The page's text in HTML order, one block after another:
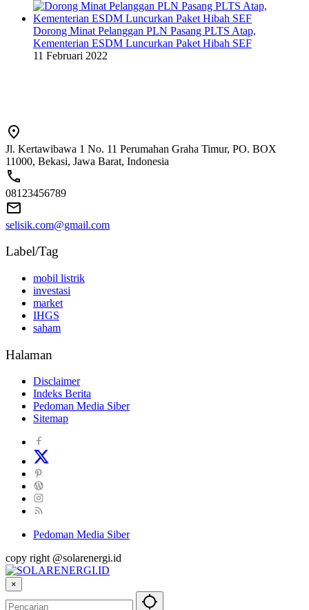
Dorong Minat Pelanggan PLN Pasang PLTS Atap,
Kementerian ESDM Luncurkan Paket Hibah SEF
11 Februari 2022
Jl. Kertawibawa 1 No. 11 Perumahan Graha Timur, PO. BOX
11000, Bekasi, Jawa Barat, Indonesia
08123456789
selisik.com@gmail.com
Label/Tag
mobil listrik
investasi
market
IHGS
saham
Halaman
Disclaimer
Indeks Berita
Pedoman Media Siber
Sitemap
Pedoman Media Siber
copy right @solarenergi.id
×